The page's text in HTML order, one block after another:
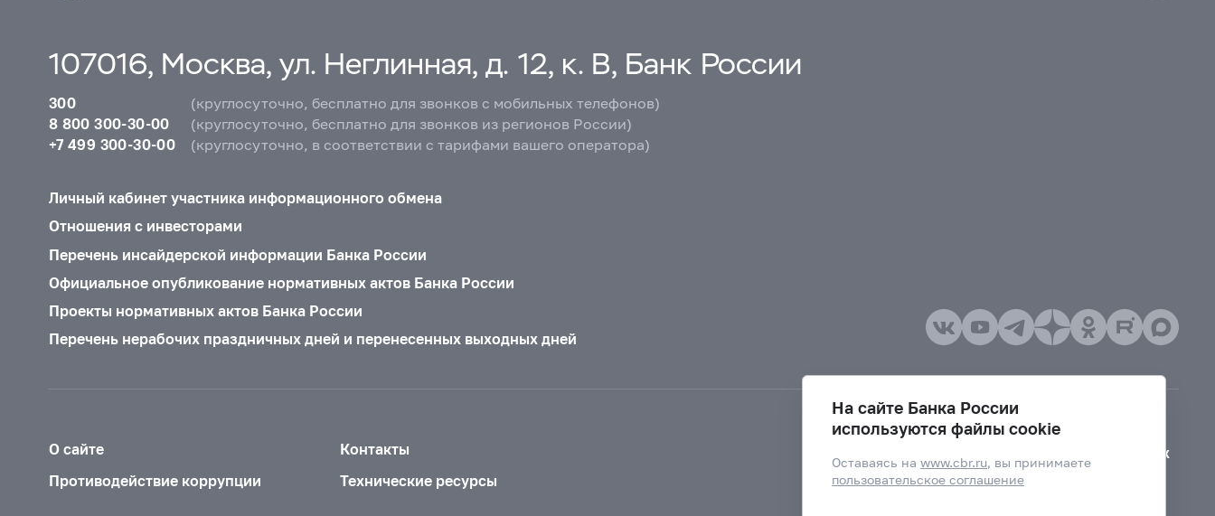
107016, Москва, ул. Неглинная, д. 12, к. В, Банк России
300
(круглосуточно, бесплатно для звонков с мобильных телефонов)
8 800 300-30-00
(круглосуточно, бесплатно для звонков из регионов России)
+7 499 300-30-00
(круглосуточно, в соответствии с тарифами вашего оператора)
Личный кабинет участника информационного обмена
Отношения с инвесторами
Перечень инсайдерской информации Банка России
Официальное опубликование нормативных актов Банка России
Проекты нормативных актов Банка России
Перечень нерабочих праздничных дней и перенесенных выходных дней
О сайте
Контакты
Противодействие коррупции
Технические ресурсы
Версия для слабовидящих
На сайте Банка России
используются файлы cookie
Оставаясь наwww.cbr.ru, вы принимаете
пользовательское соглашение